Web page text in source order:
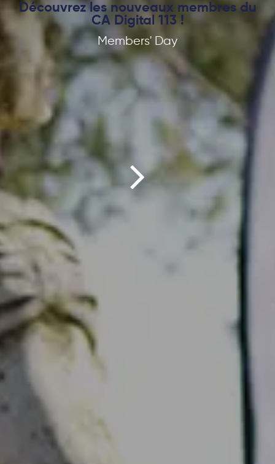
Découvrez les nouveaux membres du
CA Digital 113 !
Members' Day